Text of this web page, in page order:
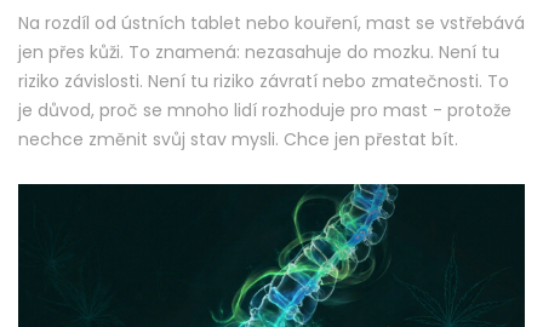
Na rozdíl od ústních tablet nebo kouření, mast se vstřebává
jen přes kůži. To znamená: nezasahuje do mozku. Není tu
riziko závislosti. Není tu riziko závratí nebo zmatečnosti. To
je důvod, proč se mnoho lidí rozhoduje pro mast - protože
nechce změnit svůj stav mysli. Chce jen přestat bít.